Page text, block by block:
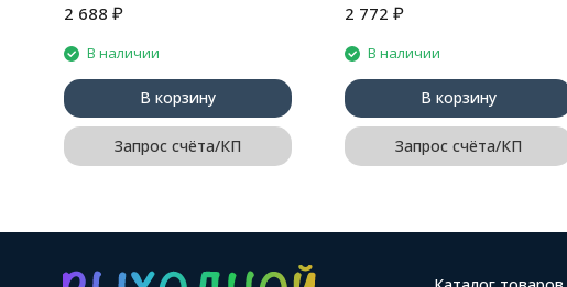
2 688 ₽
В наличии
В корзину
Запрос счёта/КП
2 772 ₽
В наличии
В корзину
Запрос счёта/КП